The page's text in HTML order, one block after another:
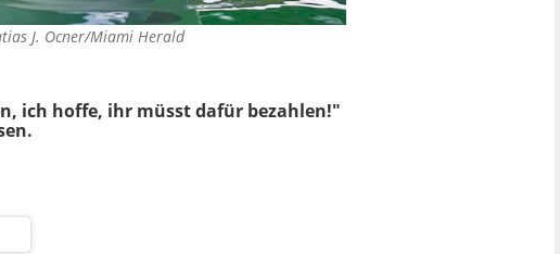
J. Ocner/Miami Herald
ich hoffe, ihr müsst dafür bezahlen!"